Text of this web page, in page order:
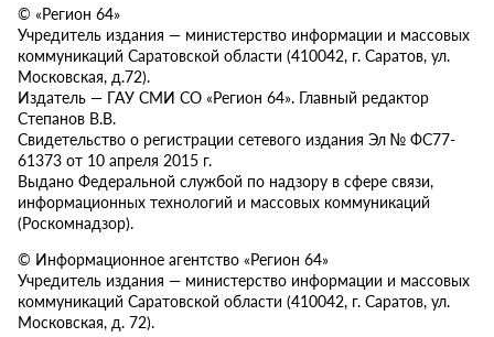
© «Регион 64»
Учредитель издания — министерство информации и массовых
коммуникаций Саратовской области (410042, г. Саратов, ул.
Московская, д.72).
Издатель — ГАУ СМИ СО «Регион 64». Главный редактор
Степанов В.В.
Свидетельство о регистрации сетевого издания Эл № ФС77-
61373 от 10 апреля 2015 г.
Выдано Федеральной службой по надзору в сфере связи,
информационных технологий и массовых коммуникаций
(Роскомнадзор).
© Информационное агентство «Регион 64»
Учредитель издания — министерство информации и массовых
коммуникаций Саратовской области (410042, г. Саратов, ул.
Московская, д. 72).